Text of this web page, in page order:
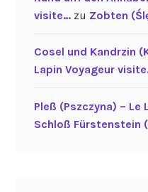
visite…zu Zobten
Cosel und Kandrzin
Lapin Voyageur
Pleß (Pszczyna) –
Schloß Fürstenstein